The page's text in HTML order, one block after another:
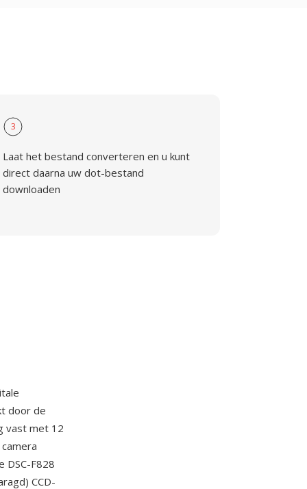
3
Laat het bestand converteren en u kunt
direct daarna uw dot-bestand
downloaden
door de
vast met 12
DSC-F828
CCD-